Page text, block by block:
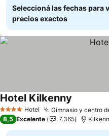
Seleccioná las fechas para
precios exactos
4 EstrellasHotel Gimnasio y centro
Hotel Kilkenny
8,5 Excelente 7.365